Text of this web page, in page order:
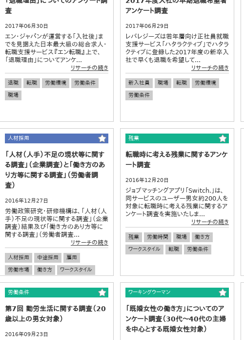
査
2017年06月30日
エン・ジャパンが運営する「入社後」ま
でを見据えた日本最大級の総合求人・
転職支援サービス『エン転職』上で、
「退職理由」についてアンケ...
リサーチの続き
退職 転職 労働環境
労働条件
職場
アンケート調査
2017年06月29日
レバレジーズは若年層向け正社員就職
支援サービス「ハタラクティブ」でハタラ
クティブに登録した2017年度の新卒入
社で早くも退職を希望して...
リサーチの続き
新入社員 職場 転職
労働環境
労働条件
人材採用
「人材（人手）不足の現状等に関す
る調査」（企業調査）と「働き方のあ
り方等に関する調査」（労働者調
査）
2016年12月27日
労働政策研究・研修機構は、「人材（人
手）不足の現状等に関する調査」（企業
調査）結果及び「働き方のあり方等に
関する調査」（労働者調査...
リサーチの続き
人材採用 中途採用
雇用
労働市場
働き方
ワークスタイル
職場
人材マネジメント
労働条件
労働時間
残業
転職時に考える残業に関するアンケ
ート調査
2016年12月20日
ジョブマッチングアプリ「Switch.」は、
同サービスのユーザー男女約200人を
対象に転職時に考える残業に関するア
ンケート調査を実施いたしま...
リサーチの続き
残業 労働時間 職場
働き方
ワークスタイル
転職 労働条件
労働条件
第7回 勤労生活に関する調査（20
歳以上の男女対象）
2016年09月23日
ワーキングウーマン
「既婚女性の働き方」についてのア
ンケート調査（30代～40代の主婦
を中心とする既婚女性対象）